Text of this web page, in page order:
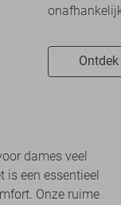
dames veel
is een essentieel
Onze ruime